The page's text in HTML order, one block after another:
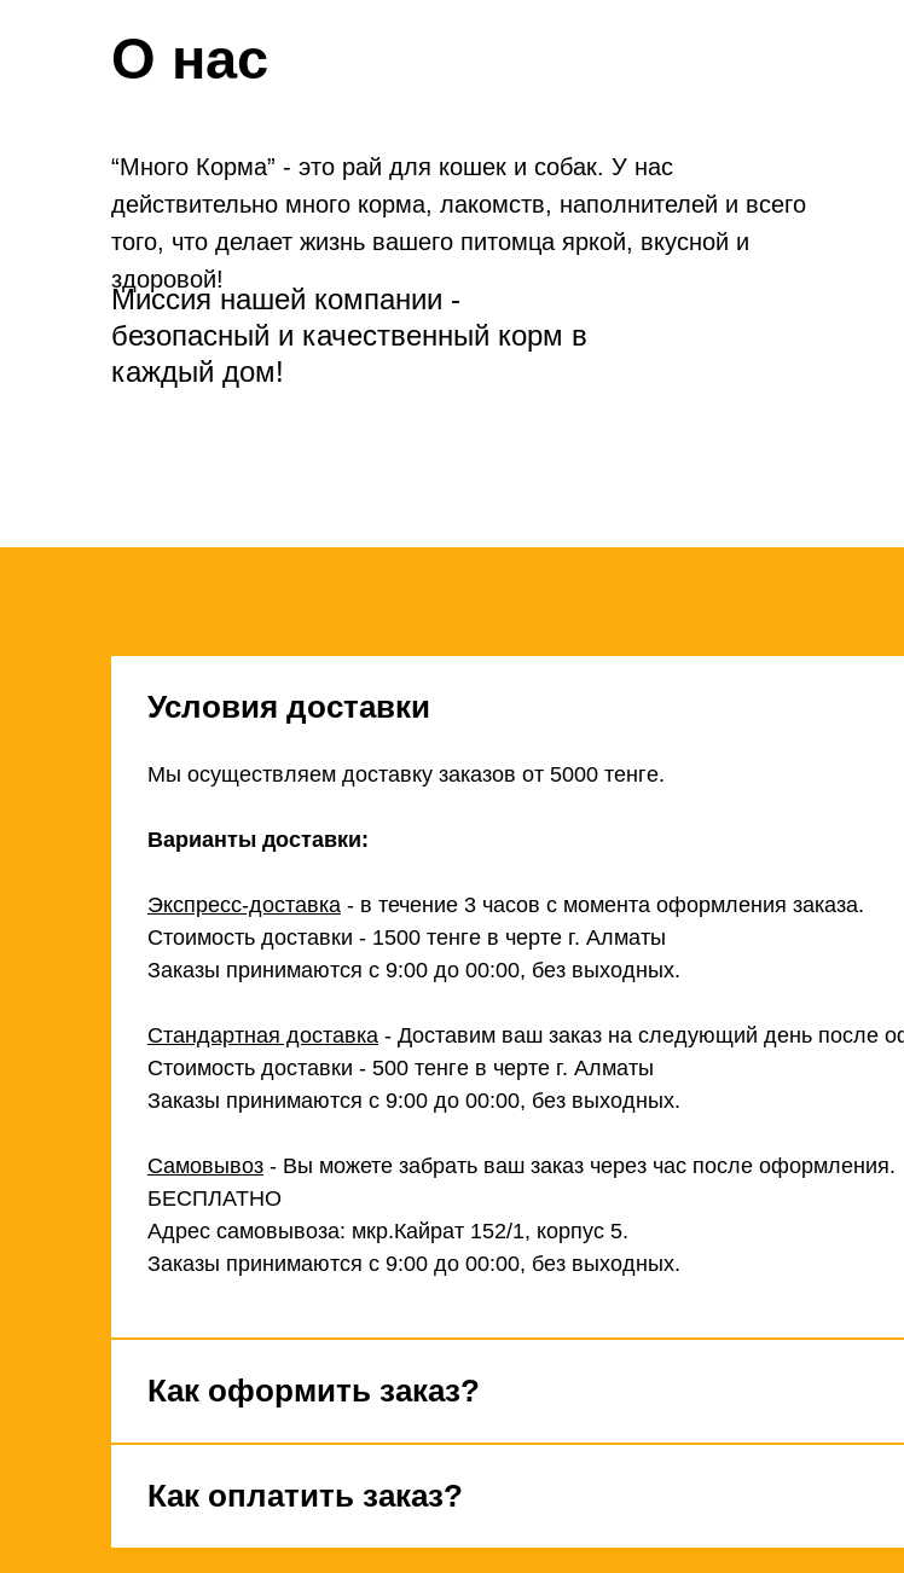
“Много Корма” - это рай для кошек и собак. У нас
действительно много корма, лакомств, наполнителей и всего
того, что делает жизнь вашего питомца яркой, вкусной и
здоровой!
Миссия нашей компании -
безопасный и качественный корм в
каждый дом!
О нас
Условия доставки
Мы осуществляем доставку заказов от 5000 тенге.
Варианты доставки:
Экспресс-доставка - в течение 3 часов с момента оформления заказа.
Стоимость доставки - 1500 тенге в черте г. Алматы
Заказы принимаются с 9:00 до 00:00, без выходных.
Стандартная доставка - Доставим ваш заказ на следующий день после
Стоимость доставки - 500 тенге в черте г. Алматы
Заказы принимаются с 9:00 до 00:00, без выходных.
Самовывоз - Вы можете забрать ваш заказ через час после оформления.
БЕСПЛАТНО
Адрес самовывоза: мкр.Кайрат 152/1, корпус 5.
Заказы принимаются с 9:00 до 00:00, без выходных.
Как оформить заказ?
Как оплатить заказ?